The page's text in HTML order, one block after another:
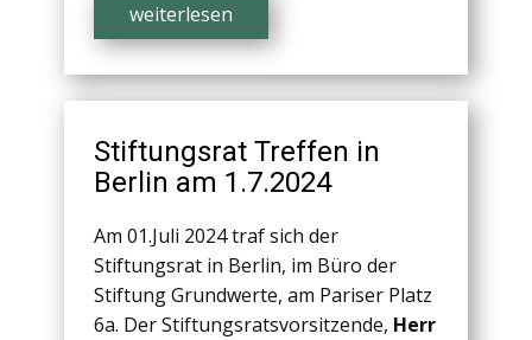
weiterlesen
Stiftungsrat Treffen in
Berlin am 1.7.2024
Am 01.Juli 2024 traf sich der
Stiftungsrat in Berlin, im Büro der
Stiftung Grundwerte, am Pariser Platz
6a. Der Stiftungsratsvorsitzende, Herr